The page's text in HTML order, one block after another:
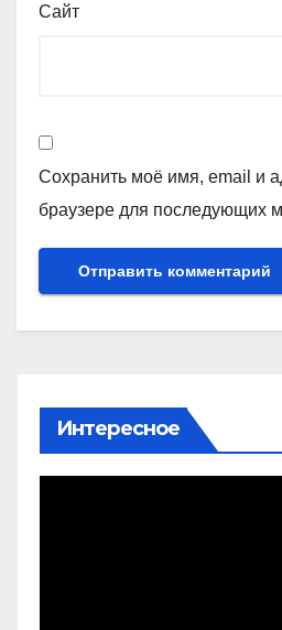
Сайт
Сохранить моё имя, email и
браузере для последующих
Интересное